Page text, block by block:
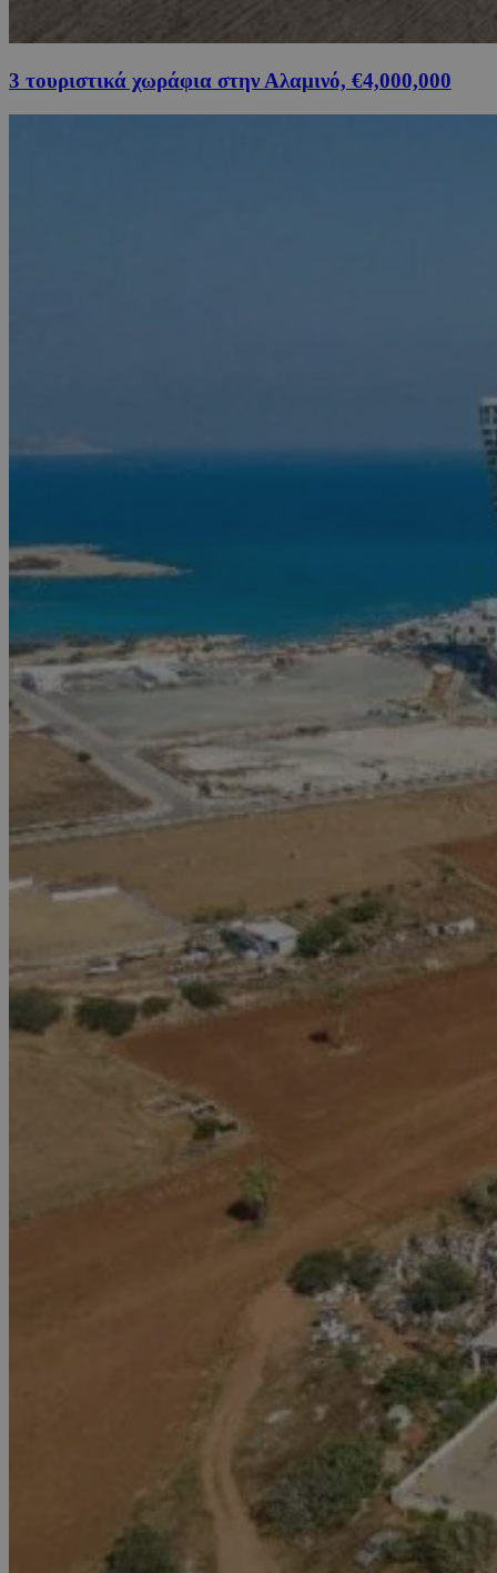
3 τουριστικά χωράφια στην Αλαμινό, €4,000,000